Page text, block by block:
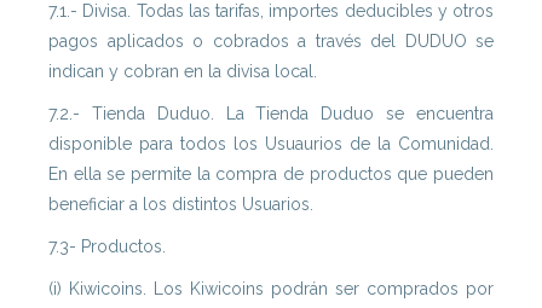
7.1.- Divisa. Todas las tarifas, importes deducibles y otros
pagos aplicados o cobrados a través del DUDUO se
indican y cobran en la divisa local.
7.2.- Tienda Duduo. La Tienda Duduo se encuentra
disponible para todos los Usuaurios de la Comunidad.
En ella se permite la compra de productos que pueden
beneficiar a los distintos Usuarios.
7.3- Productos.
(i) Kiwicoins. Los Kiwicoins podrán ser comprados por